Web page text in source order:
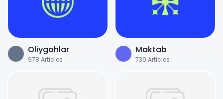
Oliygohlar
978 Articles
Maktab
730 Articles